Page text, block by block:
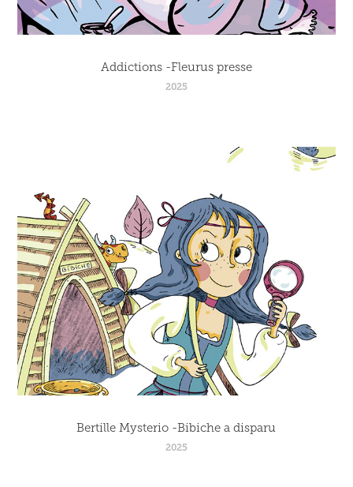
Addictions -Fleurus presse
2025
Bertille Mysterio -Bibiche a disparu
2025